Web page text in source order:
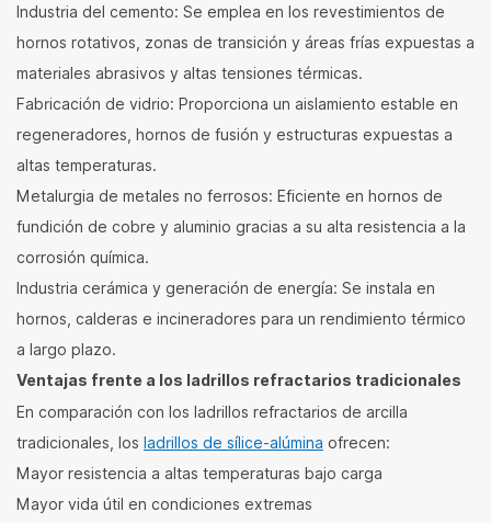
Industria del cemento: Se emplea en los revestimientos de
hornos rotativos, zonas de transición y áreas frías expuestas a
materiales abrasivos y altas tensiones térmicas.
Fabricación de vidrio: Proporciona un aislamiento estable en
regeneradores, hornos de fusión y estructuras expuestas a
altas temperaturas.
Metalurgia de metales no ferrosos: Eficiente en hornos de
fundición de cobre y aluminio gracias a su alta resistencia a la
corrosión química.
Industria cerámica y generación de energía: Se instala en
hornos, calderas e incineradores para un rendimiento térmico
a largo plazo.
Ventajas frente a los ladrillos refractarios tradicionales
En comparación con los ladrillos refractarios de arcilla
tradicionales, los ladrillos de sílice-alúmina ofrecen:
Mayor resistencia a altas temperaturas bajo carga
Mayor vida útil en condiciones extremas